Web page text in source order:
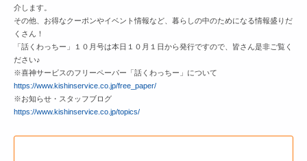
介します。
その他、お得なクーポンやイベント情報など、暮らしの中のためになる情報盛りだ
くさん！
「話くわっちー」１０月号は本日１０月１日から発行ですので、皆さん是非ご覧く
ださい♪
※喜神サービスのフリーペーパー「話くわっちー」について
https://www.kishinservice.co.jp/free_paper/
※お知らせ・スタッフブログ
https://www.kishinservice.co.jp/topics/